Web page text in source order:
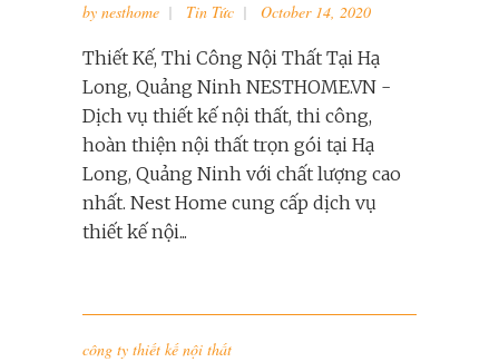
by nesthome Tin Tức October 14, 2020
Thiết Kế, Thi Công Nội Thất Tại Hạ
Long, Quảng Ninh NESTHOME.VN -
Dịch vụ thiết kế nội thất, thi công,
hoàn thiện nội thất trọn gói tại Hạ
Long, Quảng Ninh với chất lượng cao
nhất. Nest Home cung cấp dịch vụ
thiết kế nội...
công ty thiết kế nội thất